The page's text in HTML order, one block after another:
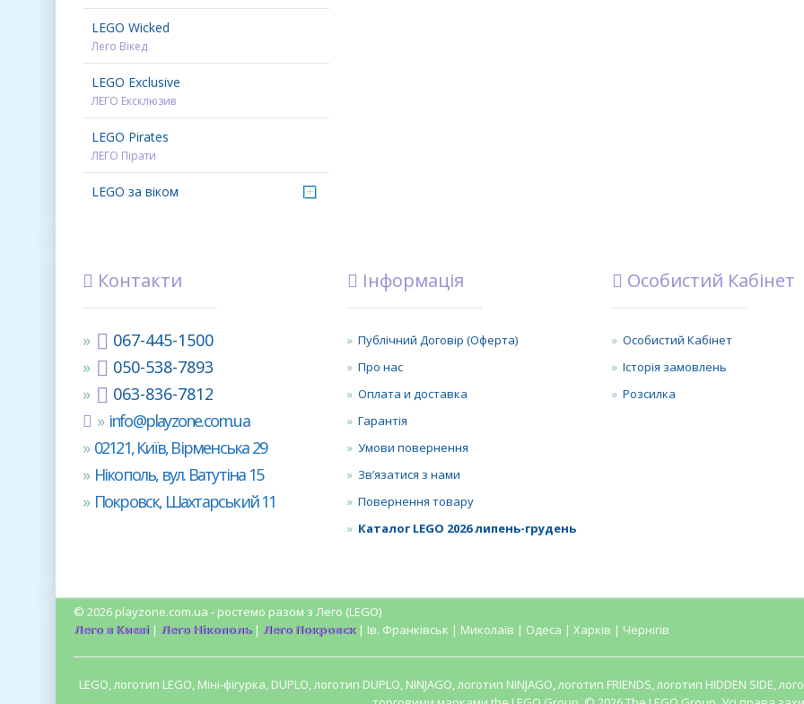
LEGO Wicked
Лего Вікед
LEGO Exclusive
ЛЕГО Ексклюзив
LEGO Pirates
ЛЕГО Пірати
LEGO за віком +
Контакти
067-445-1500
050-538-7893
063-836-7812
info@playzone.com.ua
02121, Київ, Вірменська 29
Нікополь, вул. Ватутіна 15
Покровск, Шахтарський 11
Інформація
Публічний Договір (Оферта)
Про нас
Оплата и доставка
Гарантія
Умови повернення
Зв’язатися з нами
Повернення товару
Каталог LEGO 2026 липень-грудень
Особистий Кабінет
Особистий Кабінет
Історія замовлень
Розсилка
© 2026 playzone.com.ua - ростемо разом з Лего (LEGO)
Лего в Києві| Лего Нікополь| Лего Покровск| Ів. Франківськ | Миколаїв | Одеса | Харків | Чернігів
LEGO, логотип LEGO, Міні-фігурка, DUPLO, логотип DUPLO, NINJAGO, логотип NINJAGO, логотип FRIENDS, логотип HIDDEN SIDE,